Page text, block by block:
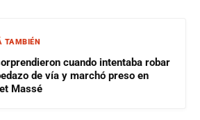
TAMBIÉN
cuando intentaba robar
de vía y marchó preso en
Massé